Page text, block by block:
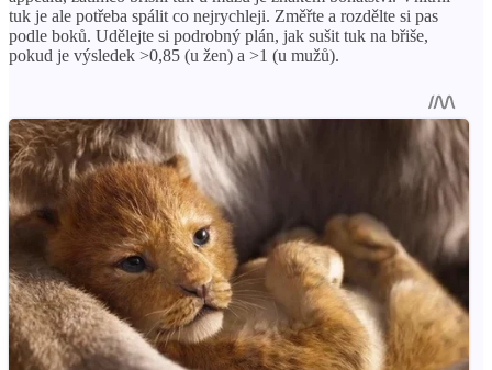
tuk je ale potřeba spálit co nejrychleji. Změřte a rozdělte si pas
podle boků. Udělejte si podrobný plán, jak sušit tuk na břiše,
pokud je výsledek >0,85 (u žen) a >1 (u mužů).